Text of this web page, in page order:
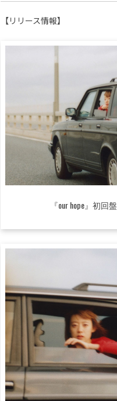
【リリース情報】
『our hope』初回盤